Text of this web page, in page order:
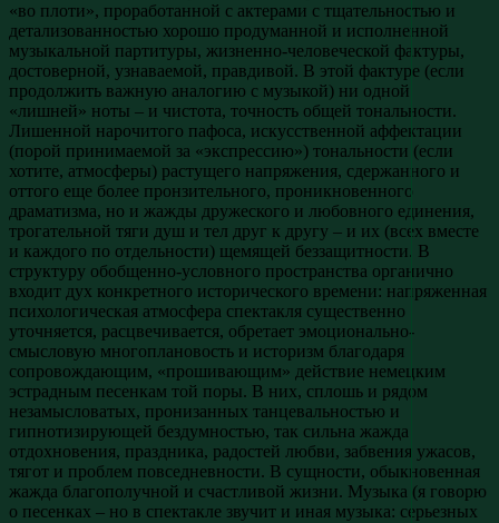
«во плоти», проработанной с актерами с тщательностью и
детализованностью хорошо продуманной и исполненной
музыкальной партитуры, жизненно-человеческой фактуры,
достоверной, узнаваемой, правдивой. В этой фактуре (если
продолжить важную аналогию с музыкой) ни одной
«лишней» ноты – и чистота, точность общей тональности.
Лишенной нарочитого пафоса, искусственной аффектации
(порой принимаемой за «экспрессию») тональности (если
хотите, атмосферы) растущего напряжения, сдержанного и
оттого еще более пронзительного, проникновенного
драматизма, но и жажды дружеского и любовного единения,
трогательной тяги душ и тел друг к другу – и их (всех вместе
и каждого по отдельности) щемящей беззащитности. В
структуру обобщенно-условного пространства органично
входит дух конкретного исторического времени: напряженная
психологическая атмосфера спектакля существенно
уточняется, расцвечивается, обретает эмоционально-
смысловую многоплановость и историзм благодаря
сопровождающим, «прошивающим» действие немецким
эстрадным песенкам той поры. В них, сплошь и рядом
незамысловатых, пронизанных танцевальностью и
гипнотизирующей бездумностью, так сильна жажда
отдохновения, праздника, радостей любви, забвения ужасов,
тягот и проблем повседневности. В сущности, обыкновенная
жажда благополучной и счастливой жизни. Музыка (я говорю
о песенках – но в спектакле звучит и иная музыка: серьезных